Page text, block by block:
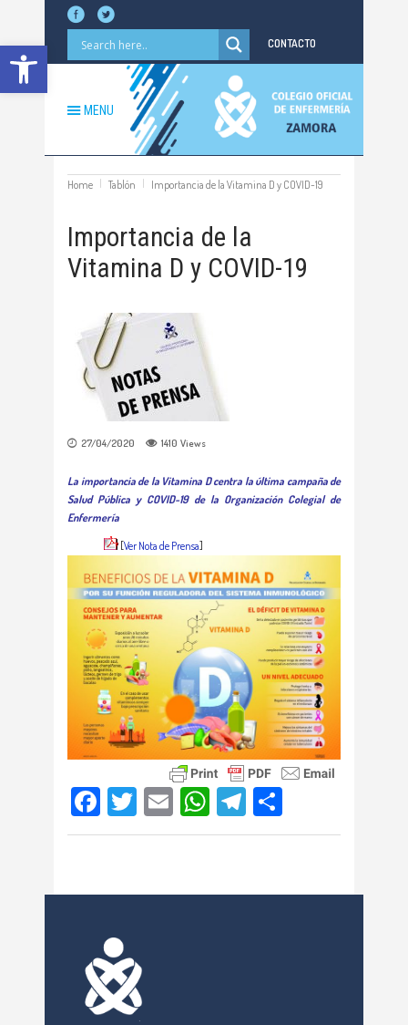
Abrir barra de herramientas CONTACTO
MENU
Home Tablón Importancia de la Vitamina D y COVID-19
Importancia de la
Vitamina D y COVID-19
27/04/2020 1410 Views
La importancia de la Vitamina D centra la última campaña de
Salud Pública y COVID-19 de la Organización Colegial de
Enfermería
[Ver Nota de Prensa]
Facebook
TwitterEmailWhatsApp
Telegram